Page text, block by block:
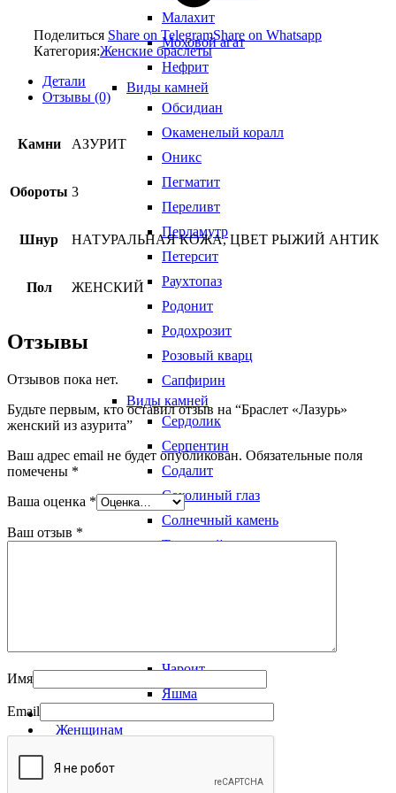
Малахит
Моховой агат
Нефрит
Виды камней
Обсидиан
Окаменелый коралл
Оникс
Пегматит
Переливт
Перламутр
Петерсит
Раухтопаз
Родонит
Родохрозит
Розовый кварц
Сапфирин
Виды камней
Сердолик
Серпентин
Содалит
Соколиный глаз
Солнечный камень
Тигровый глаз
Чароит
Яшма
Женщинам
Агат
Агат черный
Поделиться Share on TelegramShare on Whatsapp
Категория:Женские браслеты
Детали
Отзывы (0)
Камни АЗУРИТ
Обороты 3
Шнур НАТУРАЛЬНАЯ КОЖА, ЦВЕТ РЫЖИЙ АНТИК
Пол ЖЕНСКИЙ
Отзывы
Отзывов пока нет.
Будьте первым, кто оставил отзыв на “Браслет «Лазурь»
женский из азурита”
Ваш адрес email не будет опубликован. Обязательные поля
помечены *
Ваша оценка *
Ваш отзыв *
Имя
Email